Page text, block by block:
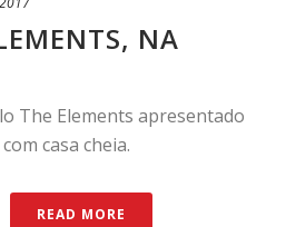
NA
The Elements apresentado
casa cheia.
READ MORE